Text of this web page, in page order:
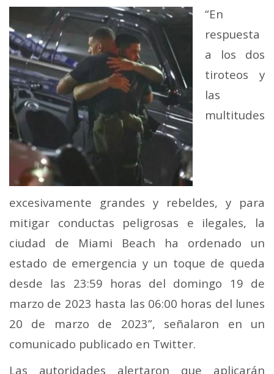
“En
respuesta
a los dos
tiroteos y
las
multitudes
excesivamente grandes y rebeldes, y para
mitigar conductas peligrosas e ilegales, la
ciudad de Miami Beach ha ordenado un
estado de emergencia y un toque de queda
desde las 23:59 horas del domingo 19 de
marzo de 2023 hasta las 06:00 horas del lunes
20 de marzo de 2023”, señalaron en un
comunicado publicado en Twitter.
Las autoridades alertaron que aplicarán